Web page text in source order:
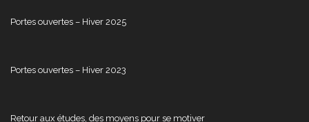
Portes ouvertes – Hiver 2025
Portes ouvertes – Hiver 2023
Retour aux études, des moyens pour se motiver